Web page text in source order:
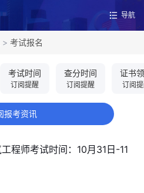
导航
> 考试报名
考试时间
订阅提醒
查分时间
订阅提醒
证书
订阅
报考资讯
程师考试时间：10月31日-11